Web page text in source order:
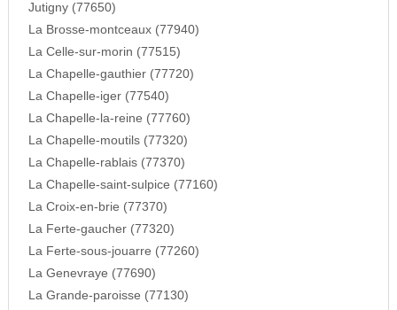
Jutigny (77650)
La Brosse-montceaux (77940)
La Celle-sur-morin (77515)
La Chapelle-gauthier (77720)
La Chapelle-iger (77540)
La Chapelle-la-reine (77760)
La Chapelle-moutils (77320)
La Chapelle-rablais (77370)
La Chapelle-saint-sulpice (77160)
La Croix-en-brie (77370)
La Ferte-gaucher (77320)
La Ferte-sous-jouarre (77260)
La Genevraye (77690)
La Grande-paroisse (77130)